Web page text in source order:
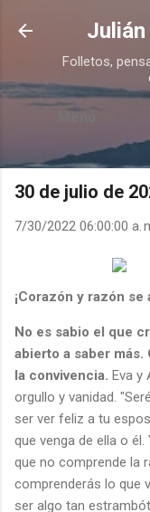
Ir
Julián
Folletos,
Menú
30 de julio de
7/30/2022 06:00:00 a.
¡Corazón y razón se
No es sabio el que
abierto a saber más.
la convivencia. Eva y
orgullo y vanidad.
ser ver feliz a tu
que venga de ella o
que no comprende la
comprenderás lo que
ser algo tan